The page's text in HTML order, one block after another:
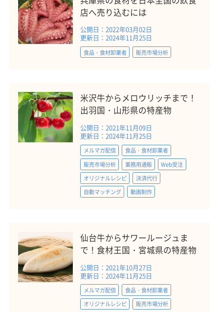
店へ売り込むには
公開日：2022年03月02日
更新日：2024年11月25日
食品・食材卸業者 販売市場分析
米沢牛からメロウリッチまで！
出羽国・山形県の特産物
公開日：2021年11月09日
更新日：2024年11月25日
メルマガ配信
食品・食材卸業者
販売市場分析
業務用通販
Web受注
オリジナルレシピ
決済代行
自動マッチング
動画制作
仙台牛からサワールージュま
で！食材王国・宮城県の特産物
公開日：2021年10月27日
更新日：2024年11月25日
メルマガ配信
食品・食材卸業者
オリジナルレシピ
販売市場分析